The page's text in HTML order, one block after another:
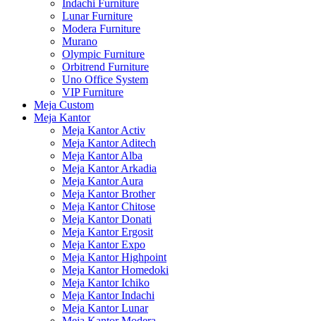
Indachi Furniture
Lunar Furniture
Modera Furniture
Murano
Olympic Furniture
Orbitrend Furniture
Uno Office System
VIP Furniture
Meja Custom
Meja Kantor
Meja Kantor Activ
Meja Kantor Aditech
Meja Kantor Alba
Meja Kantor Arkadia
Meja Kantor Aura
Meja Kantor Brother
Meja Kantor Chitose
Meja Kantor Donati
Meja Kantor Ergosit
Meja Kantor Expo
Meja Kantor Highpoint
Meja Kantor Homedoki
Meja Kantor Ichiko
Meja Kantor Indachi
Meja Kantor Lunar